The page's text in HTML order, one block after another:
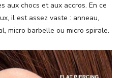
aux chocs et aux accros. En ce
il est assez vaste : anneau,
micro barbelle ou micro spirale.